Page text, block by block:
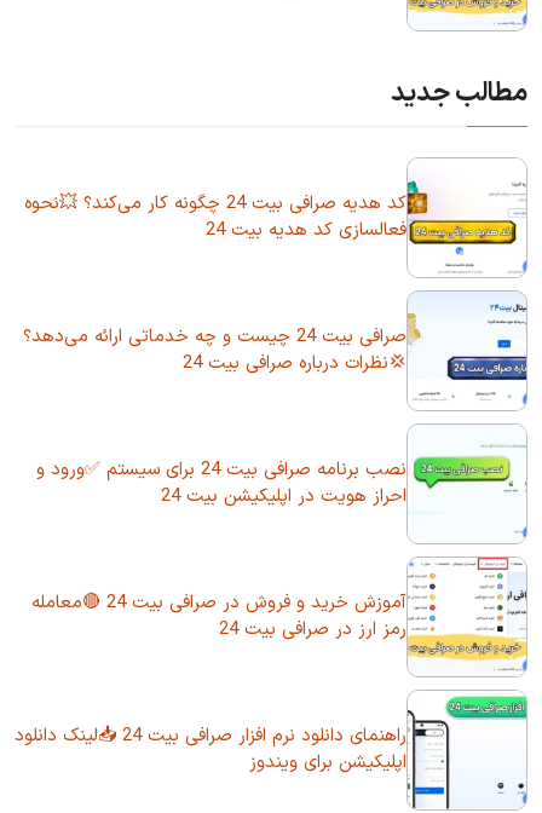
مطالب جدید
کد هدیه صرافی بیت 24 چگونه کار می‌کند؟ 💥نحوه
فعالسازی کد هدیه بیت 24
صرافی بیت 24 چیست و چه خدماتی ارائه می‌دهد؟
💢نظرات درباره صرافی بیت 24
نصب برنامه صرافی بیت 24 برای سیستم ✅ورود و
احراز هویت در اپلیکیشن بیت 24
آموزش خرید و فروش در صرافی بیت 24 🔴معامله
رمز ارز در صرافی بیت 24
راهنمای دانلود نرم افزار صرافی بیت 24 📥لینک دانلود
اپلیکیشن برای ویندوز